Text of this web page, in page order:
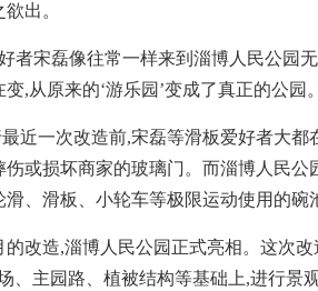
出。
宋磊像往常一样来到淄博人民公园
,从原来的‘游乐园’变成了真正的公园
一次改造前,宋磊等滑板爱好者大都
或损坏商家的玻璃门。而淄博人民
、滑板、小轮车等极限运动使用的碗
造,淄博人民公园正式亮相。这次改
、主园路、植被结构等基础上,进行景